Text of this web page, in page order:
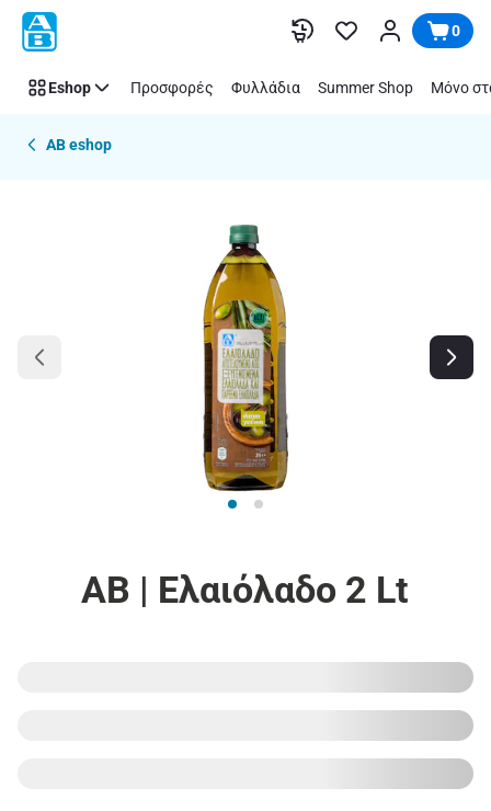
Παράλειψη 0
Eshop Προσφορές Φυλλάδια Summer Shop Μόνο
AB eshop
ΑΒ | Ελαιόλαδο 2 Lt